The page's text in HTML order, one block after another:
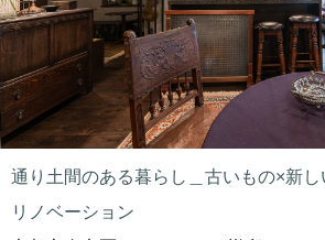
通り土間のある暮らし＿古いもの×新
リノベーション